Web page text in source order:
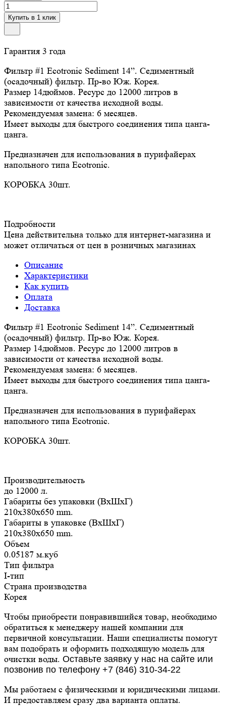
Купить в 1 клик
Гарантия 3 года
Фильтр #1 Ecotronic Sediment 14”. Седиментный
(осадочный) фильтр. Пр-во Юж. Корея.
Размер 14дюймов. Ресурс до 12000 литров в
зависимости от качества исходной воды.
Рекомендуемая замена: 6 месяцев.
Имеет выходы для быстрого соединения типа цанга-
цанга.
Предназначен для использования в пурифайерах
напольного типа Ecotronic.
КОРОБКА 30шт.
Подробности
Цена действительна только для интернет-магазина и
может отличаться от цен в розничных магазинах
Описание
Характеристики
Как купить
Оплата
Доставка
Фильтр #1 Ecotronic Sediment 14”. Седиментный
(осадочный) фильтр. Пр-во Юж. Корея.
Размер 14дюймов. Ресурс до 12000 литров в
зависимости от качества исходной воды.
Рекомендуемая замена: 6 месяцев.
Имеет выходы для быстрого соединения типа цанга-
цанга.
Предназначен для использования в пурифайерах
напольного типа Ecotronic.
КОРОБКА 30шт.
Производительность
до 12000 л.
Габариты без упаковки (ВxШxГ)
210x380x650 mm.
Габариты в упаковке (ВxШxГ)
210x380x650 mm.
Объем
0.05187 м.куб
Тип фильтра
I-тип
Страна производства
Корея
Чтобы приобрести понравившийся товар, необходимо
обратиться к менеджеру нашей компании для
первичной консультации. Наши специалисты помогут
вам подобрать и оформить подходящую модель для
очистки воды. Оставьте заявку у нас на сайте или
позвонив по телефону +7 (846) 310-34-22
Мы работаем с физическими и юридическими лицами.
И предоставляем сразу два варианта оплаты.